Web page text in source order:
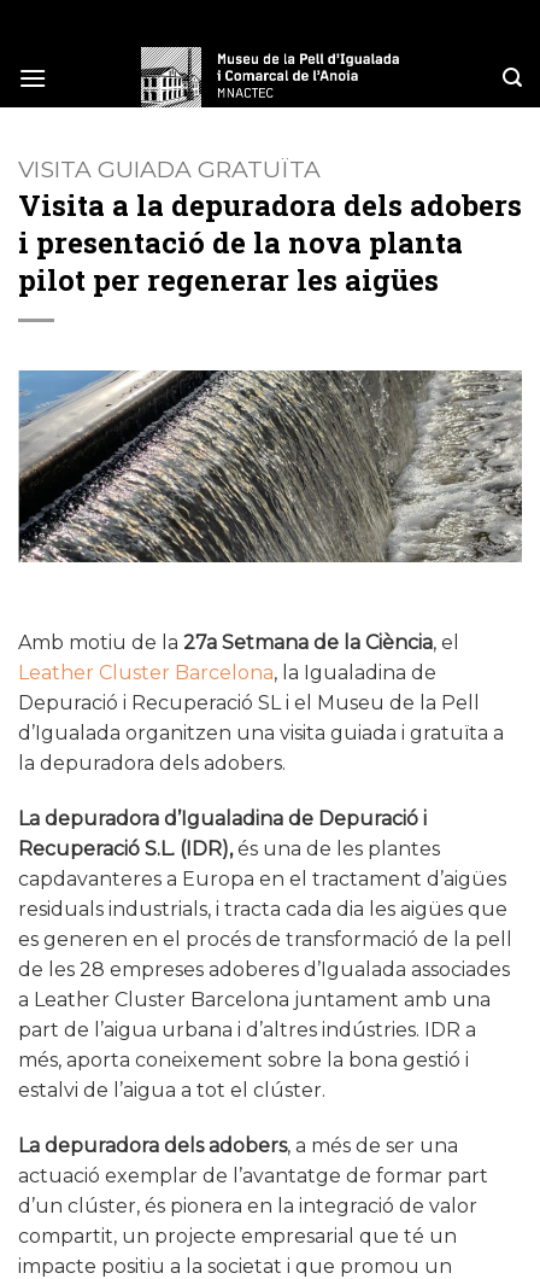
content
VISITA GUIADA GRATUÏTA
Visita a la depuradora dels adobers
i presentació de la nova planta
pilot per regenerar les aigües
Amb motiu de la 27a Setmana de la Ciència, el
Leather Cluster Barcelona, la Igualadina de
Depuració i Recuperació SL i el Museu de la Pell
d’Igualada organitzen una visita guiada i gratuïta a
la depuradora dels adobers.
La depuradora d’Igualadina de Depuració i
Recuperació S.L. (IDR),és una de les plantes
capdavanteres a Europa en el tractament d’aigües
residuals industrials, i tracta cada dia les aigües que
es generen en el procés de transformació de la pell
de les 28 empreses adoberes d’Igualada associades
a Leather Cluster Barcelona juntament amb una
part de l’aigua urbana i d’altres indústries. IDR a
més, aporta coneixement sobre la bona gestió i
estalvi de l’aigua a tot el clúster.
La depuradora dels adobers, a més de ser una
actuació exemplar de l’avantatge de formar part
d’un clúster, és pionera en la integració de valor
compartit, un projecte empresarial que té un
impacte positiu a la societat i que promou un